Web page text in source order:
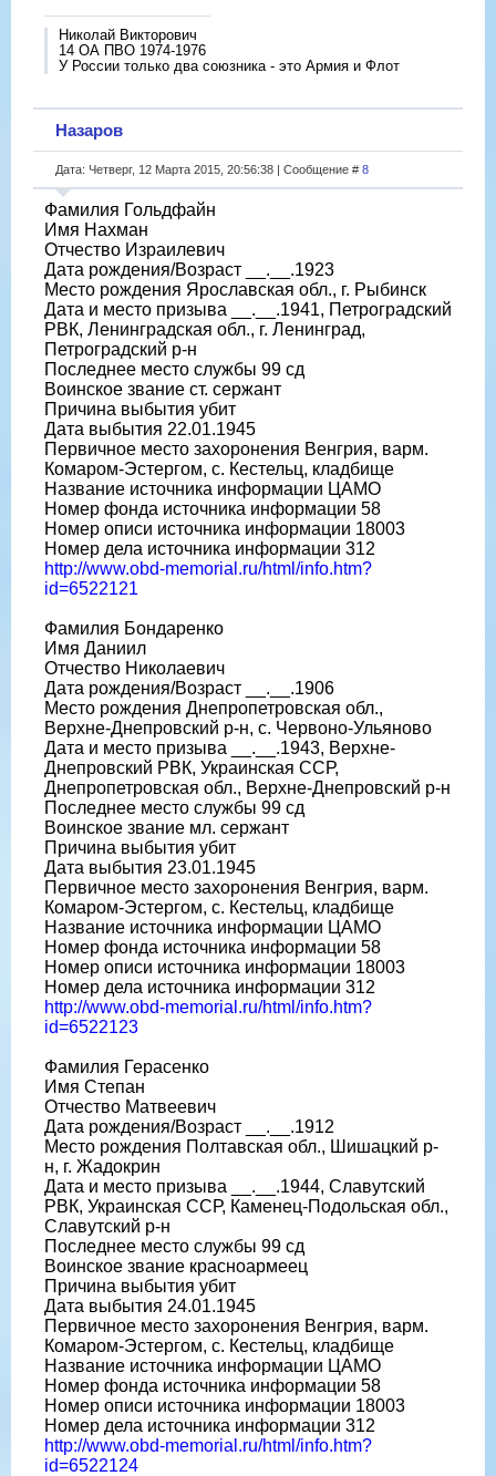
Николай Викторович
14 ОА ПВО 1974-1976
У России только два союзника - это Армия и Флот
Назаров
Дата: Четверг, 12 Марта 2015, 20:56:38 | Сообщение # 8
Фамилия Гольдфайн
Имя Нахман
Отчество Израилевич
Дата рождения/Возраст __.__.1923
Место рождения Ярославская обл., г. Рыбинск
Дата и место призыва __.__.1941, Петроградский
РВК, Ленинградская обл., г. Ленинград,
Петроградский р-н
Последнее место службы 99 сд
Воинское звание ст. сержант
Причина выбытия убит
Дата выбытия 22.01.1945
Первичное место захоронения Венгрия, варм.
Комаром-Эстергом, с. Кестельц, кладбище
Название источника информации ЦАМО
Номер фонда источника информации 58
Номер описи источника информации 18003
Номер дела источника информации 312
http://www.obd-memorial.ru/html/info.htm?
id=6522121
Фамилия Бондаренко
Имя Даниил
Отчество Николаевич
Дата рождения/Возраст __.__.1906
Место рождения Днепропетровская обл.,
Верхне-Днепровский р-н, с. Червоно-Ульяново
Дата и место призыва __.__.1943, Верхне-
Днепровский РВК, Украинская ССР,
Днепропетровская обл., Верхне-Днепровский р-н
Последнее место службы 99 сд
Воинское звание мл. сержант
Причина выбытия убит
Дата выбытия 23.01.1945
Первичное место захоронения Венгрия, варм.
Комаром-Эстергом, с. Кестельц, кладбище
Название источника информации ЦАМО
Номер фонда источника информации 58
Номер описи источника информации 18003
Номер дела источника информации 312
http://www.obd-memorial.ru/html/info.htm?
id=6522123
Фамилия Герасенко
Имя Степан
Отчество Матвеевич
Дата рождения/Возраст __.__.1912
Место рождения Полтавская обл., Шишацкий р-
н, г. Жадокрин
Дата и место призыва __.__.1944, Славутский
РВК, Украинская ССР, Каменец-Подольская обл.,
Славутский р-н
Последнее место службы 99 сд
Воинское звание красноармеец
Причина выбытия убит
Дата выбытия 24.01.1945
Первичное место захоронения Венгрия, варм.
Комаром-Эстергом, с. Кестельц, кладбище
Название источника информации ЦАМО
Номер фонда источника информации 58
Номер описи источника информации 18003
Номер дела источника информации 312
http://www.obd-memorial.ru/html/info.htm?
id=6522124